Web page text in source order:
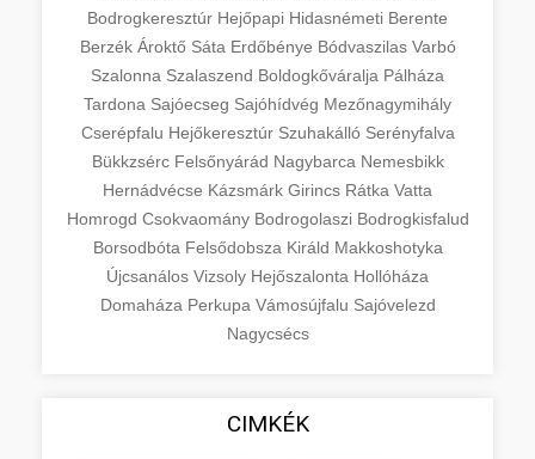
Bodrogkeresztúr Hejőpapi Hidasnémeti Berente
Berzék Ároktő Sáta Erdőbénye Bódvaszilas Varbó
Szalonna Szalaszend Boldogkőváralja Pálháza
Tardona Sajóecseg Sajóhídvég Mezőnagymihály
Cserépfalu Hejőkeresztúr Szuhakálló Serényfalva
Bükkzsérc Felsőnyárád Nagybarca Nemesbikk
Hernádvécse Kázsmárk Girincs Rátka Vatta
Homrogd Csokvaomány Bodrogolaszi Bodrogkisfalud
Borsodbóta Felsődobsza Királd Makkoshotyka
Újcsanálos Vizsoly Hejőszalonta Hollóháza
Domaháza Perkupa Vámosújfalu Sajóvelezd
Nagycsécs
CIMKÉK